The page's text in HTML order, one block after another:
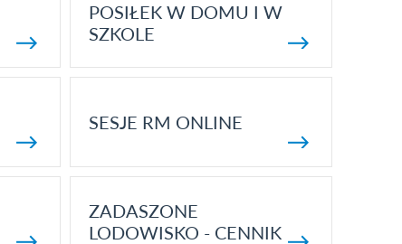
POSIŁEK W DOMU I W
SZKOLE
SESJE RM ONLINE
ZADASZONE
LODOWISKO - CENNIK